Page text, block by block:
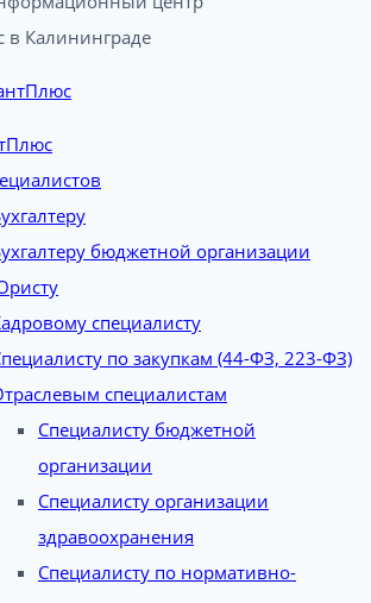
в Калининграде​
бюджетной организации
специалисту
по закупкам (44-ФЗ, 223-ФЗ)
специалистам
Специалисту бюджетной
организации
Специалисту организации
здравоохранения
Специалисту по нормативно-